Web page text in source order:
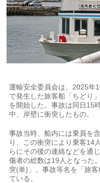
運輸安全委員会は、2025年
で発生した旅客船「ちどり
を開始した。事故は同日15
中、岸壁に衝突したもの。
事故当時、船内には乗員を
り、この衝突により乗客14
らにその後の連絡などを通
傷者の総数は19人となった
突(単)」、事故等名を「旅
ている。